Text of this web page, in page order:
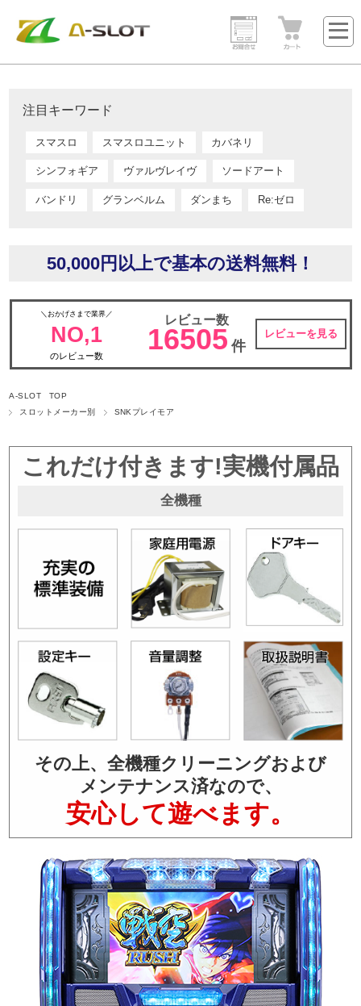
注目キーワード
スマスロ スマスロユニット カバネリ
シンフォギア ヴァルヴレイヴ ソードアート
バンドリ グランベルム ダンまち Re:ゼロ
50,000円以上で基本の送料無料！
＼おかげさまで業界／
NO,1
のレビュー数
レビュー数
16505 件
レビューを見る
A-SLOT TOP
スロットメーカー別
SNKプレイモア
これだけ付きます!実機付属品
全機種
その上、全機種クリーニングおよび
メンテナンス済なので、
安心して遊べます。